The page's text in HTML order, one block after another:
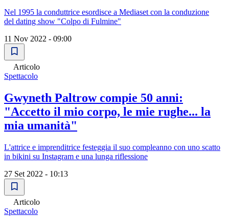
Nel 1995 la conduttrice esordisce a Mediaset con la conduzione
del dating show "Colpo di Fulmine"
11 Nov 2022 - 09:00
Articolo
Spettacolo
Gwyneth Paltrow compie 50 anni:
"Accetto il mio corpo, le mie rughe... la
mia umanità"
L'attrice e imprenditrice festeggia il suo compleanno con uno scatto
in bikini su Instagram e una lunga riflessione
27 Set 2022 - 10:13
Articolo
Spettacolo